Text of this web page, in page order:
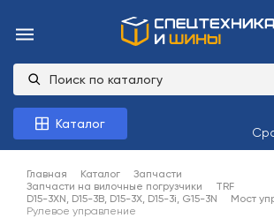
Каталог
Главная Каталог
Запчасти
Запчасти на вилочные погрузчики
TRF
D15-3XN, D15-3B, D15-3X, D15-3i, G15-3N
Мост
Рулевое управление